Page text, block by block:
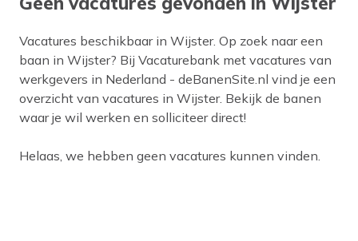
Vacatures beschikbaar in Wijster. Op zoek naar een
baan in Wijster? Bij Vacaturebank met vacatures van
werkgevers in Nederland - deBanenSite.nl vind je een
overzicht van vacatures in Wijster. Bekijk de banen
waar je wil werken en solliciteer direct!
Helaas, we hebben geen vacatures kunnen vinden.